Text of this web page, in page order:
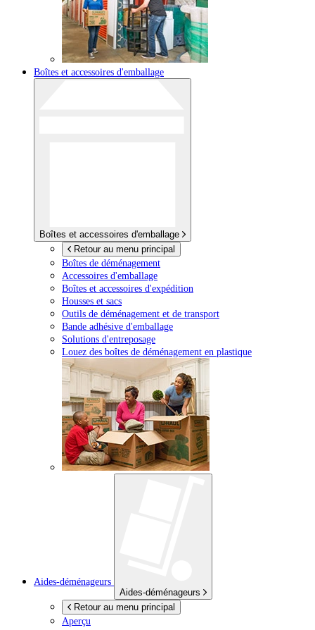
Boîtes et accessoires d'emballage
Boîtes et accessoires d'emballage
Retour au menu principal
Boîtes de déménagement
Accessoires d'emballage
Boîtes et accessoires d'expédition
Housses et sacs
Outils de déménagement et de transport
Bande adhésive d'emballage
Solutions d'entreposage
Louez des boîtes de déménagement en plastique
Aides-déménageurs
Aides-déménageurs
Retour au menu principal
Aperçu